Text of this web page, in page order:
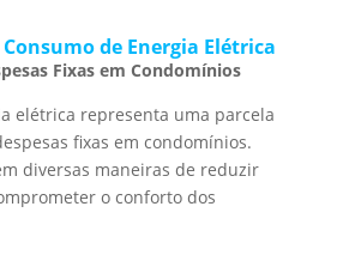
de Energia Elétrica
Fixas em Condomínios
elétrica representa uma parcela
fixas em condomínios.
diversas maneiras de reduzir
o conforto dos